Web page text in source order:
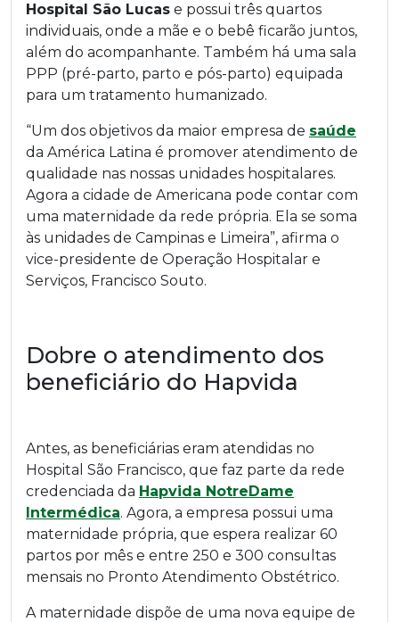
Hospital São Lucas e possui três quartos
individuais, onde a mãe e o bebê ficarão juntos,
além do acompanhante. Também há uma sala
PPP (pré-parto, parto e pós-parto) equipada
para um tratamento humanizado.
“Um dos objetivos da maior empresa de saúde
da América Latina é promover atendimento de
qualidade nas nossas unidades hospitalares.
Agora a cidade de Americana pode contar com
uma maternidade da rede própria. Ela se soma
às unidades de Campinas e Limeira”, afirma o
vice-presidente de Operação Hospitalar e
Serviços, Francisco Souto.
Dobre o atendimento dos
beneficiário do Hapvida
Antes, as beneficiárias eram atendidas no
Hospital São Francisco, que faz parte da rede
credenciada da Hapvida NotreDame
Intermédica. Agora, a empresa possui uma
maternidade própria, que espera realizar 60
partos por mês e entre 250 e 300 consultas
mensais no Pronto Atendimento Obstétrico.
A maternidade dispõe de uma nova equipe de